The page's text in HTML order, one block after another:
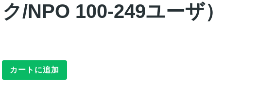
/NPO 100-249ユーザ）
カートに追加